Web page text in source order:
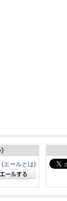
(エールとは)